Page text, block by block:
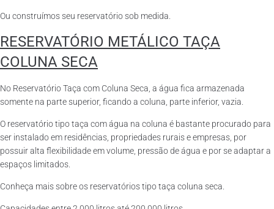
Ou construímos seu reservatório sob medida.
RESERVATÓRIO METÁLICO TAÇA
COLUNA SECA
No Reservatório Taça com Coluna Seca, a água fica armazenada
somente na parte superior, ficando a coluna, parte inferior, vazia.
O reservatório tipo taça com água na coluna é bastante procurado para
ser instalado em residências, propriedades rurais e empresas, por
possuir alta flexibilidade em volume, pressão de água e por se adaptar a
espaços limitados.
Conheça mais sobre os reservatórios tipo taça coluna seca.